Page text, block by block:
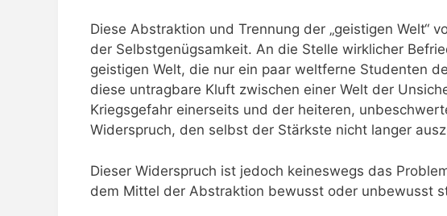
Diese Abstraktion und Trennung der „geistigen Welt“
der Selbstgenügsamkeit. An die Stelle wirklicher
geistigen Welt, die nur ein paar weltferne Studenten
diese untragbare Kluft zwischen einer Welt der
Kriegsgefahr einerseits und der heiteren,
Widerspruch, den selbst der Stärkste nicht langer
Dieser Widerspruch ist jedoch keineswegs das
dem Mittel der Abstraktion bewusst oder unbewusst